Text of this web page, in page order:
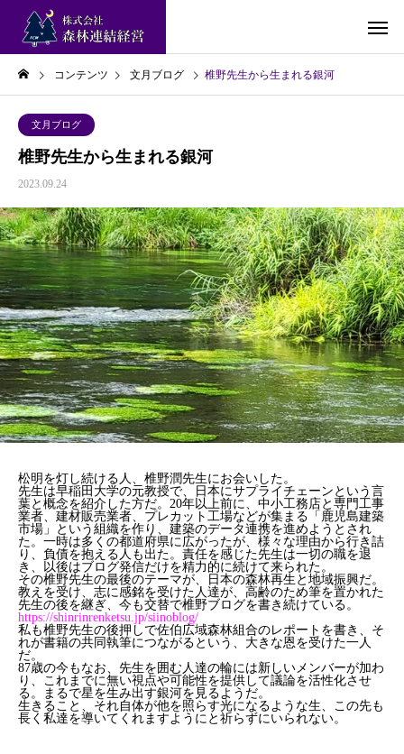
コンテンツ 文月ブログ 椎野先生から生まれる銀河
文月ブログ
椎野先生から生まれる銀河
2023.09.24
松明を灯し続ける人、椎野潤先生にお会いした。
先生は早稲田大学の元教授で、日本にサプライチェーンという言
葉と概念を紹介した方だ。20年以上前に、中小工務店と専門工事
業者、建材販売業者、プレカット工場などが集まる「鹿児島建築
市場」という組織を作り、建築のデータ連携を進めようとされ
た。一時は多くの都道府県に広がったが、様々な理由から行き詰
り、負債を抱える人も出た。責任を感じた先生は一切の職を退
き、以後はブログ発信だけを精力的に続けて来られた。
その椎野先生の最後のテーマが、日本の森林再生と地域振興だ。
教えを受け、志に感銘を受けた人達が、高齢のため筆を置かれた
先生の後を継ぎ、今も交替で椎野ブログを書き続けている。
https://shinrinrenketsu.jp/siinoblog/
私も椎野先生の後押しで佐伯広域森林組合のレポートを書き、そ
れが書籍の共同執筆につながるという、大きな恩を受けた一人
だ。
87歳の今もなお、先生を囲む人達の輪には新しいメンバーが加わ
り、これまでに無い視点や可能性を提供して議論を活性化させ
る。まるで星を生み出す銀河を見るようだ。
生きること、それ自体が他を照らす光になるような生、この先も
長く私達を導いてくれますようにと祈らずにいられない。